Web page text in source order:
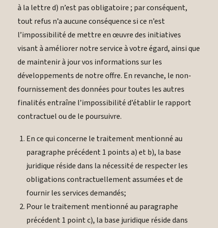
à la lettre d) n’est pas obligatoire ; par conséquent,
tout refus n’a aucune conséquence si ce n’est
l’impossibilité de mettre en œuvre des initiatives
visant à améliorer notre service à votre égard, ainsi que
de maintenir à jour vos informations sur les
développements de notre offre. En revanche, le non-
fournissement des données pour toutes les autres
finalités entraîne l’impossibilité d’établir le rapport
contractuel ou de le poursuivre.
En ce qui concerne le traitement mentionné au
paragraphe précédent 1 points a) et b), la base
juridique réside dans la nécessité de respecter les
obligations contractuellement assumées et de
fournir les services demandés;
Pour le traitement mentionné au paragraphe
précédent 1 point c), la base juridique réside dans